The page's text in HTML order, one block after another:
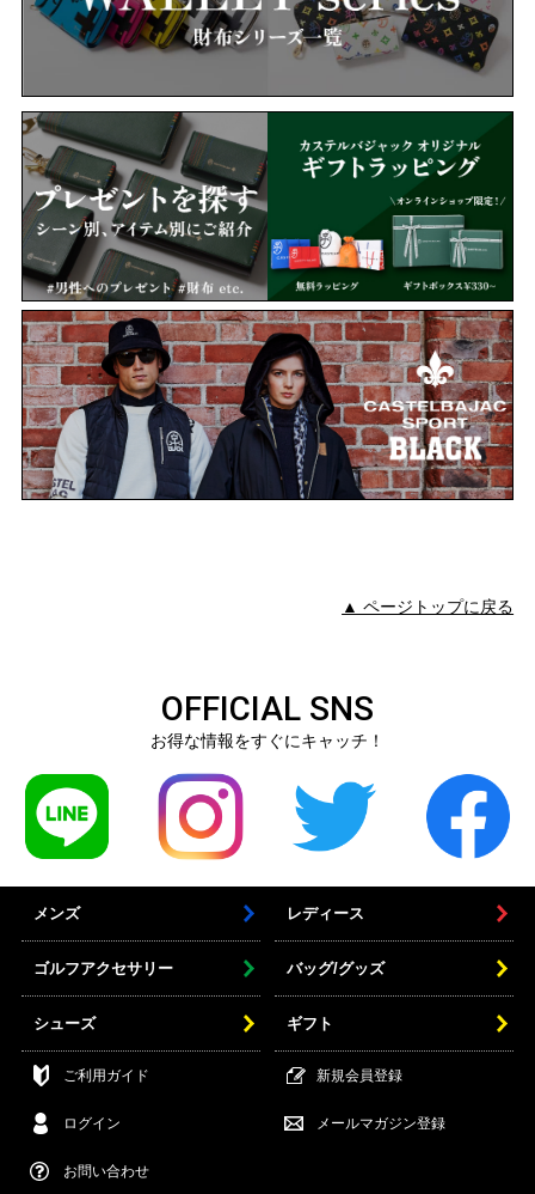
▲ ページトップに戻る
OFFICIAL SNS
お得な情報をすぐにキャッチ！
メンズ レディース
ゴルフアクセサリー バッグ/グッズ
シューズ ギフト
ご利用ガイド 新規会員登録
ログイン メールマガジン登録
お問い合わせ